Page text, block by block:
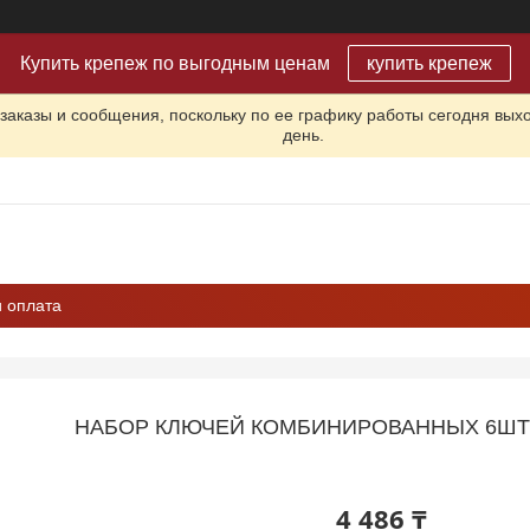
Купить крепеж по выгодным ценам купить крепеж
и сообщения, поскольку по ее графику работы сегодня
день.
оплата
НАБОР КЛЮЧЕЙ КОМБИНИРОВАННЫХ 6ШТ
4 486 ₸